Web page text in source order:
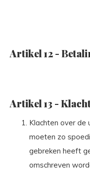
Artikel 12 -
Artikel 13 -
Klachten over de
moeten zo
gebreken heeft
omschreven